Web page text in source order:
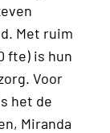
Met ruim
fte) is hun
Voor
het de
Miranda